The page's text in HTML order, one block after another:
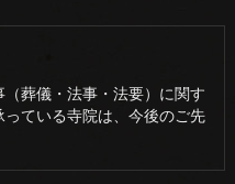
（葬儀・法事・法要）に関す
っている寺院は、今後のご先